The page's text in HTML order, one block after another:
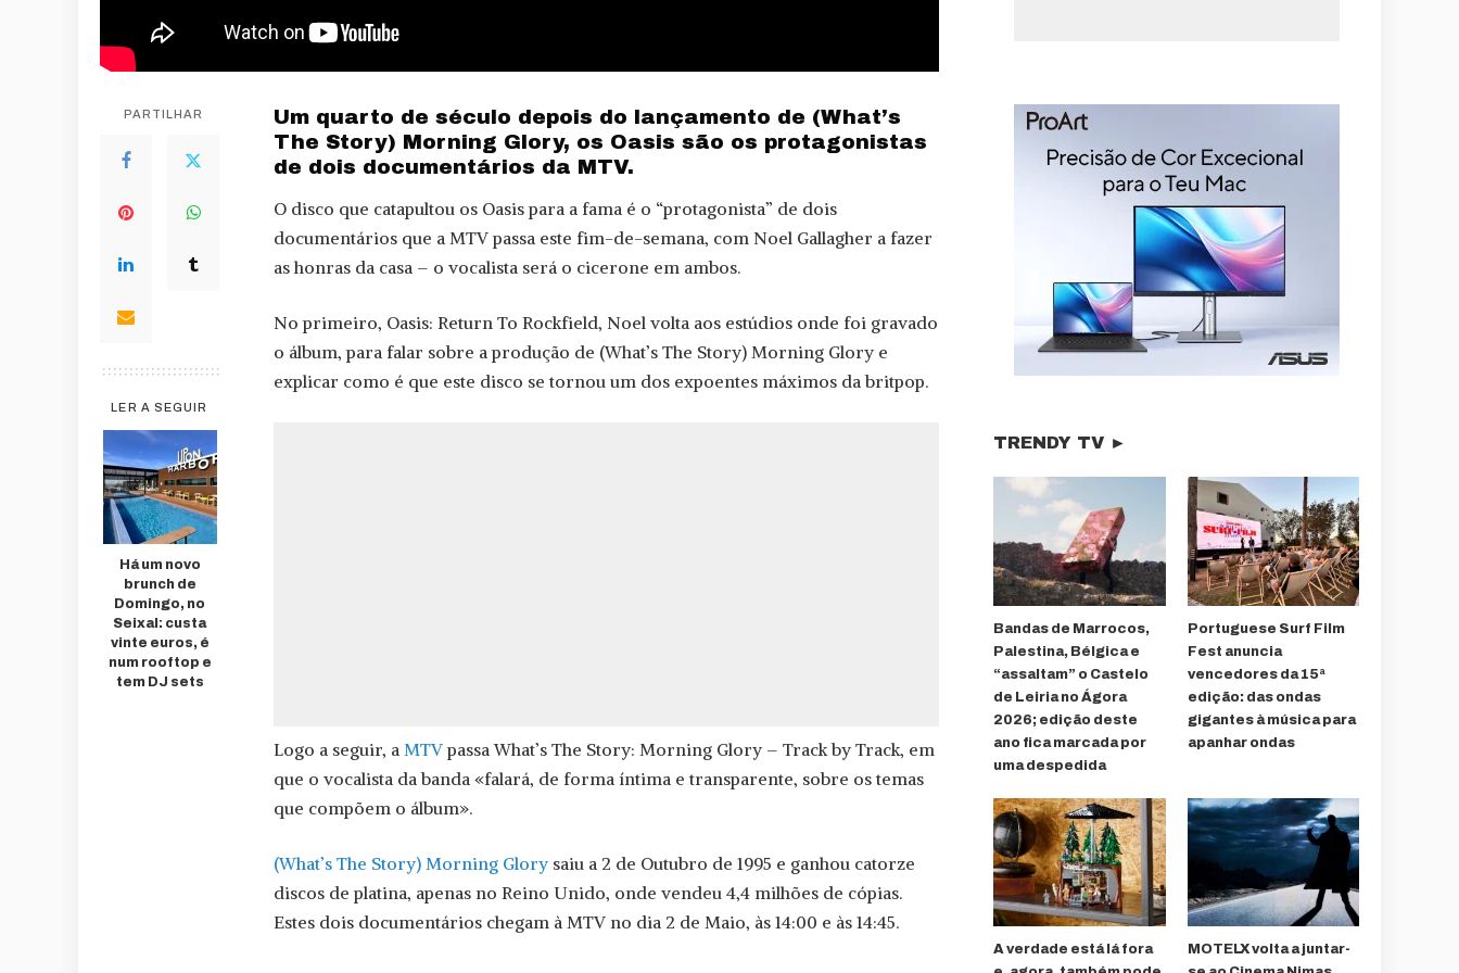
PARTILHAR
LER A SEGUIR
Há um novo
brunch de
Domingo, no
Seixal: custa
vinte euros, é
num rooftop e
tem DJ sets
Um quarto de século depois do lançamento de (What’s
The Story) Morning Glory, os Oasis são os protagonistas
de dois documentários da MTV.
O disco que catapultou os Oasis para a fama é o “protagonista” de dois
documentários que a MTV passa este fim-de-semana, com Noel Gallagher a fazer
as honras da casa – o vocalista será o cicerone em ambos.
No primeiro, Oasis: Return To Rockfield, Noel volta aos estúdios onde foi gravado
o álbum, para falar sobre a produção de (What’s The Story) Morning Glory e
explicar como é que este disco se tornou um dos expoentes máximos da britpop.
Logo a seguir, a MTVpassa What’s The Story: Morning Glory – Track by Track, em
que o vocalista da banda «falará, de forma íntima e transparente, sobre os temas
que compõem o álbum».
(What’s The Story) Morning Glory saiu a 2 de Outubro de 1995 e ganhou catorze
discos de platina, apenas no Reino Unido, onde vendeu 4,4 milhões de cópias.
Estes dois documentários chegam à MTV no dia 2 de Maio, às 14:00 e às 14:45.
TRENDY TV ►
Bandas de Marrocos,
Palestina, Bélgica e
“assaltam” o Castelo
de Leiria no Ágora
2026; edição deste
ano fica marcada por
uma despedida
Portuguese Surf Film
Fest anuncia
vencedores da 15ª
edição: das ondas
gigantes à música para
apanhar ondas
A verdade está lá fora
MOTELX volta a juntar-